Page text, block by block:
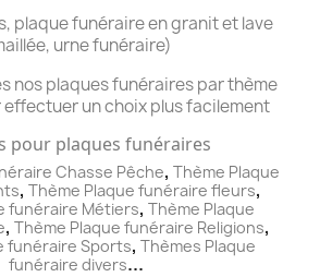
plaque funéraire en granit et lave
urne funéraire)
nos plaques funéraires par thème
un choix plus facilement
pour plaques funéraires
Chasse Pêche, Thème Plaque
, Thème Plaque funéraire fleurs,
funéraire Métiers, Thème Plaque
, Thème Plaque funéraire Religions,
funéraire Sports, Thèmes Plaque
funéraire divers...